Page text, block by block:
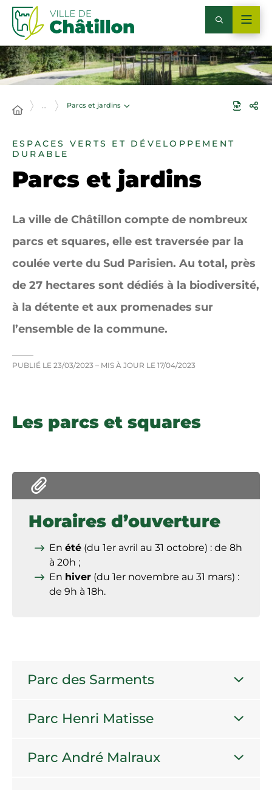
… Parcs et jardins
ESPACES VERTS ET DÉVELOPPEMENT
DURABLE
Parcs et jardins
La ville de Châtillon compte de nombreux
parcs et squares, elle est traversée par la
coulée verte du Sud Parisien. Au total, près
de 27 hectares sont dédiés à la biodiversité,
à la détente et aux promenades sur
l’ensemble de la commune.
PUBLIÉ LE 23/03/2023 – MIS À JOUR LE 17/04/2023
Les parcs et squares
Horaires d’ouverture
En été (du 1er avril au 31 octobre) : de 8h
à 20h ;
En hiver (du 1er novembre au 31 mars) :
de 9h à 18h.
Parc des Sarments
Parc Henri Matisse
Parc André Malraux